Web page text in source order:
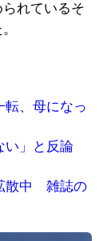
れているそ
転、母になっ
い」と反論
散中 雑誌の